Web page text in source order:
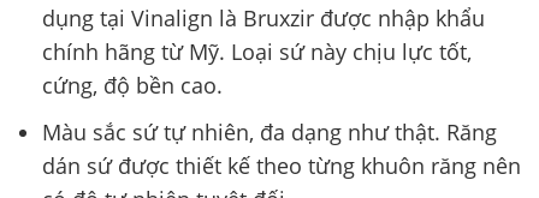
dụng tại Vinalign là Bruxzir được nhập khẩu
chính hãng từ Mỹ. Loại sứ này chịu lực tốt,
cứng, độ bền cao.
Màu sắc sứ tự nhiên, đa dạng như thật. Răng
dán sứ được thiết kế theo từng khuôn răng nên